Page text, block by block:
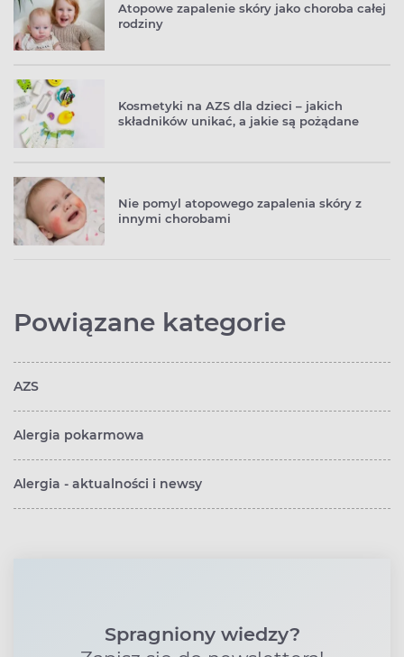
Atopowe zapalenie skóry jako choroba całej
rodziny
Kosmetyki na AZS dla dzieci – jakich
składników unikać, a jakie są pożądane
Nie pomyl atopowego zapalenia skóry z
innymi chorobami
Powiązane kategorie
AZS
Alergia pokarmowa
Alergia - aktualności i newsy
Spragniony wiedzy?